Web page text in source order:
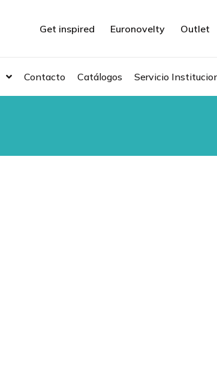
Get inspired Euronovelty Outlet
Contacto Catálogos Servicio